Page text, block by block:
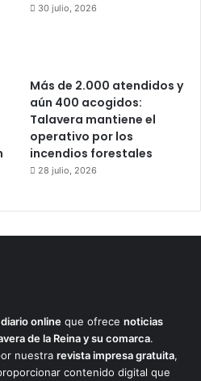
30 julio, 2026
Más de 2.000 atendidos y
aún 400 acogidos:
Talavera mantiene el
operativo por los
incendios forestales
28 julio, 2026
diario online que ofrece noticias
de la Reina y su comarca.
nuestra revista impresa gratuita,
contenido digital que